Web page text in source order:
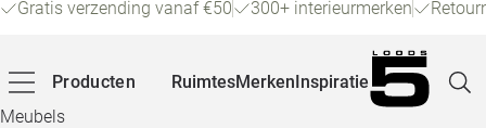
Gratis verzending vanaf €50 300+ interieurmerken
Producten
Meubels
RuimtesMerkenInspiratie